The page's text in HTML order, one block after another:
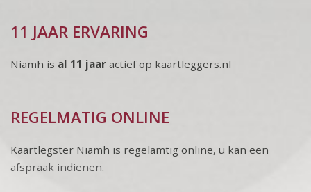
11 JAAR ERVARING
Niamh is al 11 jaar actief op kaartleggers.nl
REGELMATIG ONLINE
Kaartlegster Niamh is regelamtig online, u kan een
afspraak indienen.